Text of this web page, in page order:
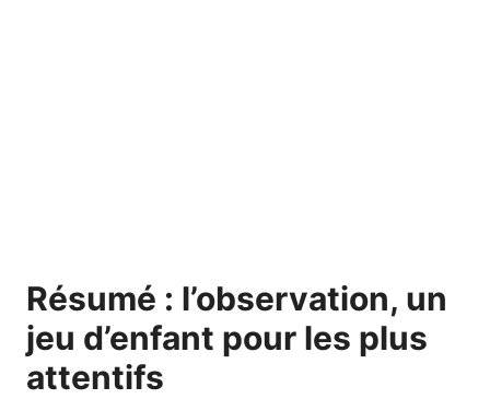
Résumé : l’observation, un
jeu d’enfant pour les plus
attentifs